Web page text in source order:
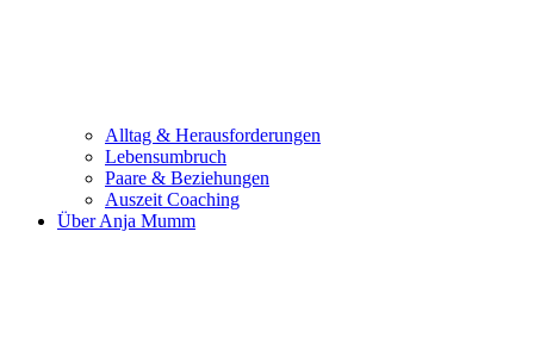
Alltag & Herausforderungen
Lebensumbruch
Paare & Beziehungen
Auszeit Coaching
Über Anja Mumm